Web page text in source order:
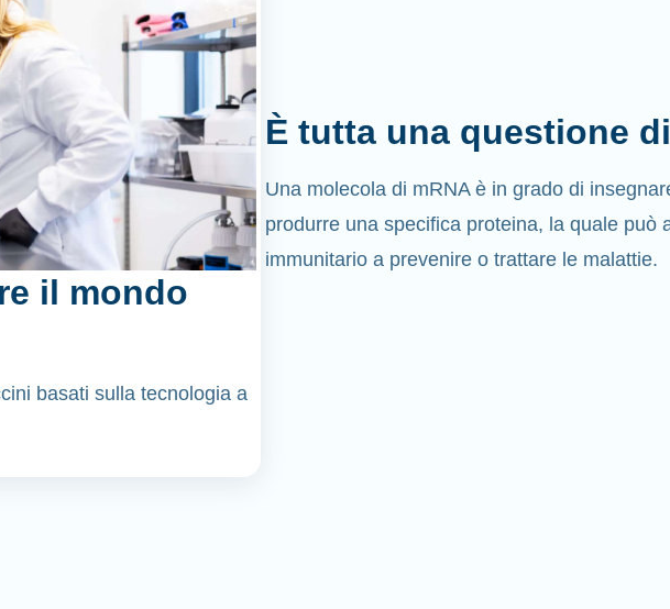
il mondo
basati sulla tecnologia a
È tutta una questione
Una molecola di mRNA è in grado di
produrre una specifica proteina, la quale può
immunitario a prevenire o trattare le malattie.